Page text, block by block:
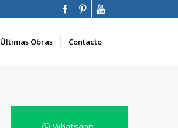
Últimas Obras Contacto